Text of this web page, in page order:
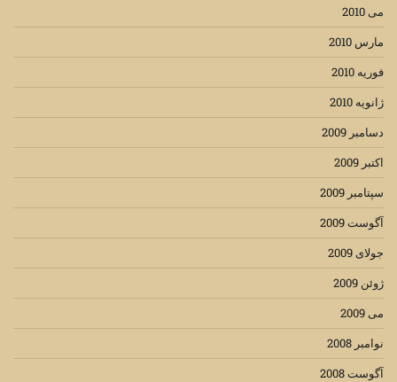
می 2010
مارس 2010
فوریه 2010
ژانویه 2010
دسامبر 2009
اکتبر 2009
سپتامبر 2009
آگوست 2009
جولای 2009
ژوئن 2009
می 2009
نوامبر 2008
آگوست 2008